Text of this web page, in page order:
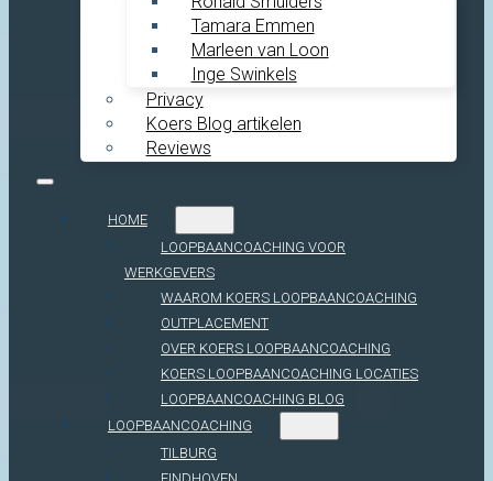
Tamara Emmen
Marleen van Loon
Inge Swinkels
Privacy
Koers Blog artikelen
Reviews
HOME
LOOPBAANCOACHING VOOR
WERKGEVERS
WAAROM KOERS LOOPBAANCOACHING
OUTPLACEMENT
OVER KOERS LOOPBAANCOACHING
KOERS LOOPBAANCOACHING LOCATIES
LOOPBAANCOACHING BLOG
LOOPBAANCOACHING
TILBURG